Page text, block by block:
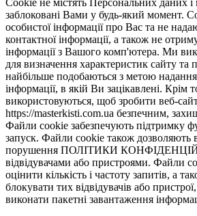
Cookie не містять Персональних даних
заблоковані Вами у будь-який момент.
особистої інформації про Вас та не
контактної інформації, а також не
інформації з Вашого комп'ютера. Ми
для визначення характеристик сайту та
найбільше подобаються з метою
інформації, в якій Ви зацікавлені. Крім
використовуються, щоб зробити веб-
https://masterkisti.com.ua безпечним,
Файли cookie забезпечують підтримку
запуск. Файли cookie також дозволяють
порушення ПОЛІТИКИ
відвідувачами або пристроями. Файли
оцінити кількість і частоту запитів, а
блокувати тих відвідувачів або
виконати пакетні завантаження